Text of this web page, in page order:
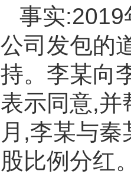
事实:2019
公司发包的
持。李某向
表示同意,并
月,李某与
股比例分红